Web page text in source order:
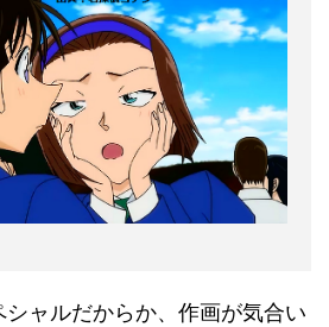
ャルだからか、作画が気合い